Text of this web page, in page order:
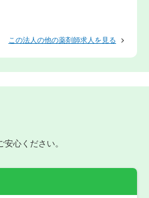
この法人の他の薬剤師求人を見る
心ください。